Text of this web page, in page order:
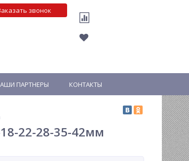
звонок
ПАРТНЕРЫ КОНТАКТЫ
22-28-35-42мм